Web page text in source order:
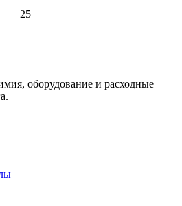
25
оборудование и расходные